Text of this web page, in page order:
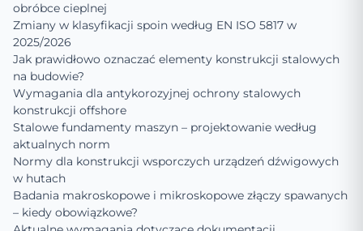
obróbce cieplnej
Zmiany w klasyfikacji spoin według EN ISO 5817 w
2025/2026
Jak prawidłowo oznaczać elementy konstrukcji stalowych
na budowie?
Wymagania dla antykorozyjnej ochrony stalowych
konstrukcji offshore
Stalowe fundamenty maszyn – projektowanie według
aktualnych norm
Normy dla konstrukcji wsporczych urządzeń dźwigowych
w hutach
Badania makroskopowe i mikroskopowe złączy spawanych
– kiedy obowiązkowe?